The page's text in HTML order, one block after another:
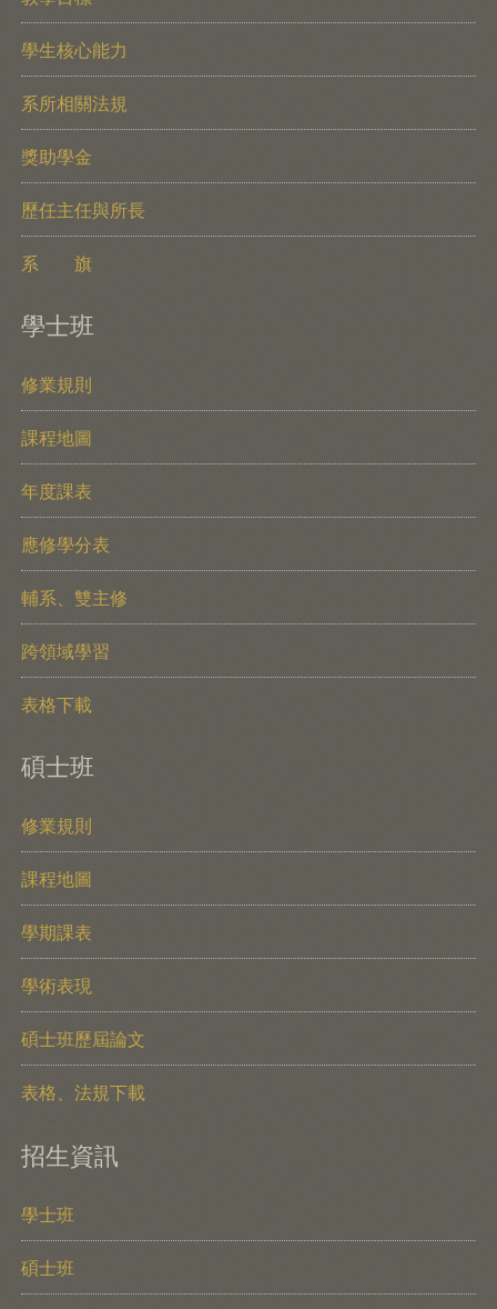
學生核心能力
系所相關法規
獎助學金
歷任主任與所長
系 旗
學士班
修業規則
課程地圖
年度課表
應修學分表
輔系、雙主修
跨領域學習
表格下載
碩士班
修業規則
課程地圖
學期課表
學術表現
碩士班歷屆論文
表格、法規下載
招生資訊
學士班
碩士班